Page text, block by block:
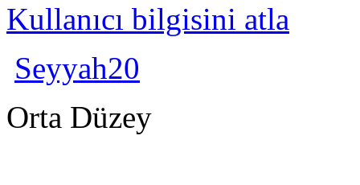
Kullanıcı bilgisini atla
Seyyah20
Orta Düzey